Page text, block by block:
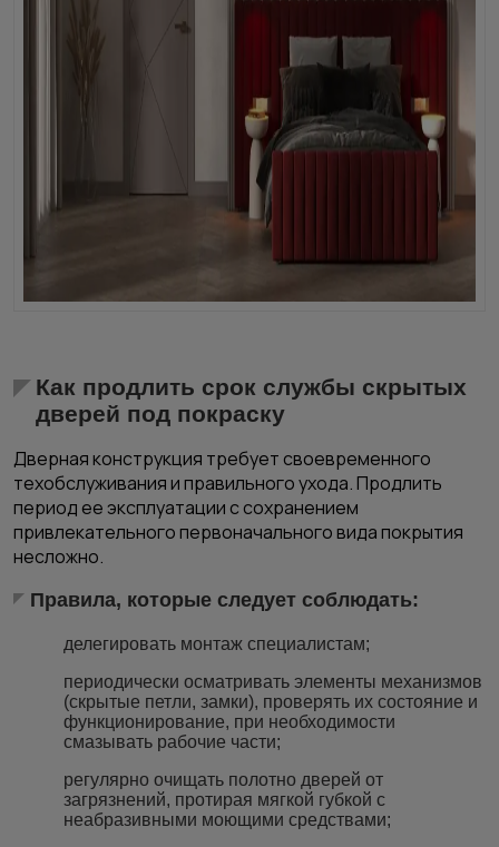
Как продлить срок службы скрытых
дверей под покраску
Дверная конструкция требует своевременного
техобслуживания и правильного ухода. Продлить
период ее эксплуатации с сохранением
привлекательного первоначального вида покрытия
несложно.
Правила, которые следует соблюдать:
делегировать монтаж специалистам;
периодически осматривать элементы механизмов
(скрытые петли, замки), проверять их состояние и
функционирование, при необходимости
смазывать рабочие части;
регулярно очищать полотно дверей от
загрязнений, протирая мягкой губкой с
неабразивными моющими средствами;